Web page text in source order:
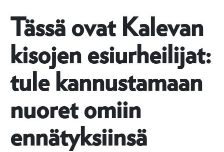
luu
n
Tässä ovat Kalevan
kisojen esiurheilijat:
tule kannustamaan
nuoret omiin
ennätyksiinsä